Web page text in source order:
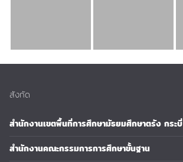
สังกัด
สำนักงานเขตพื้นที่การศึกษามัธยมศึกษาตรัง กระบี่
สำนักงานคณะกรรมการการศึกษาขั้นฐาน